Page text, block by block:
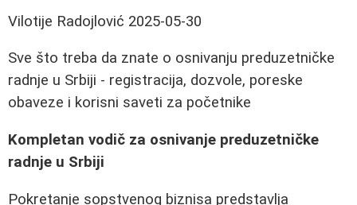
Vilotije Radojlović 2025-05-30
Sve što treba da znate o osnivanju preduzetničke
radnje u Srbiji - registracija, dozvole, poreske
obaveze i korisni saveti za početnike
Kompletan vodič za osnivanje preduzetničke
radnje u Srbiji
Pokretanje sopstvenog biznisa predstavlja